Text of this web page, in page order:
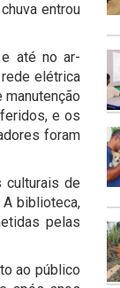
entrou
até no ar-
elétrica
e os
foram
culturais de
biblioteca,
pelas
ao público